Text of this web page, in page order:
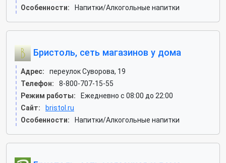
Особенности:
Напитки/Алкогольные напитки
Бристоль, сеть магазинов у дома
Адрес:
переулок Суворова, 19
Телефон:
8-800-707-15-55
Режим работы:
Ежедневно с 08:00 до 22:00
Сайт:
bristol.ru
Особенности:
Напитки/Алкогольные напитки